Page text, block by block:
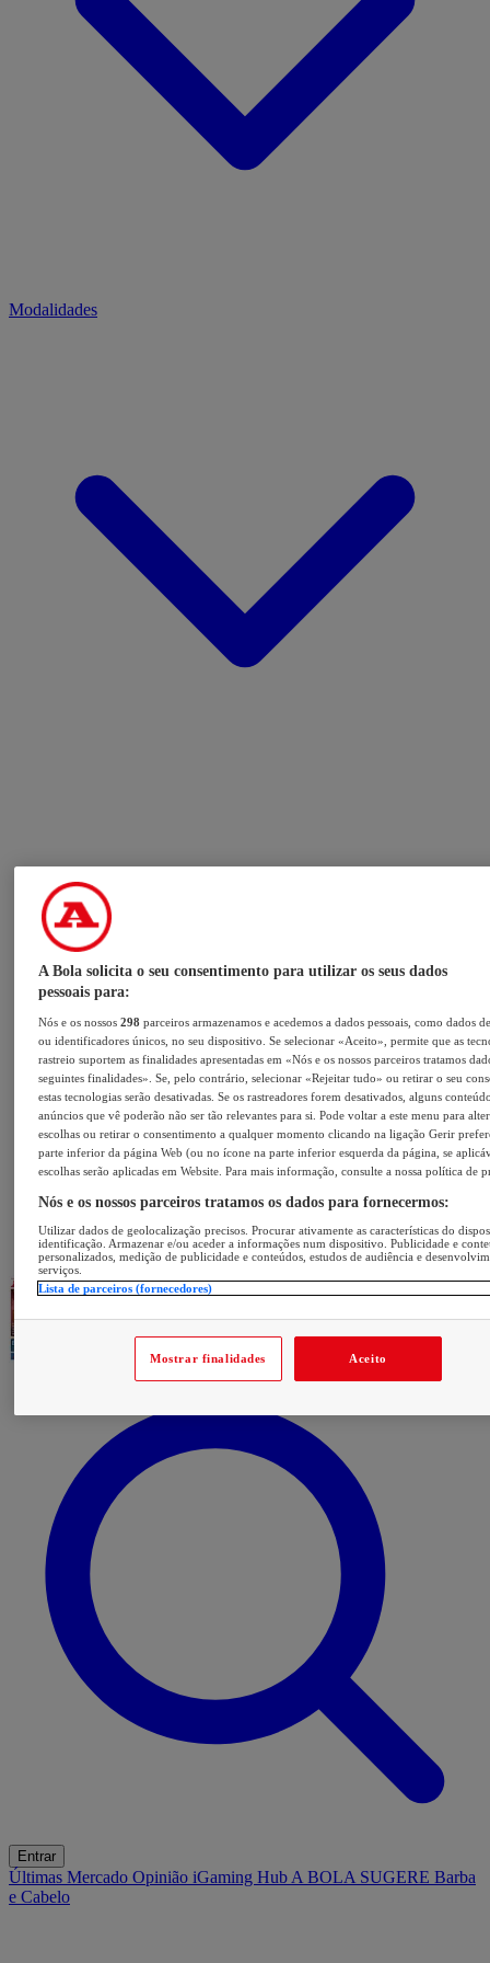
Modalidades
Entrar
Últimas Mercado Opinião iGaming Hub A BOLA SUGERE Barba
e Cabelo
A Bola solicita o seu consentimento para utilizar os seus dados
pessoais para:
Nós e os nossos298 parceiros armazenamos e acedemos a dados pessoais, como dados
ou identificadores únicos, no seu dispositivo. Se selecionar «Aceito», permite que as
rastreio suportem as finalidades apresentadas em «Nós e os nossos parceiros tratamos
seguintes finalidades». Se, pelo contrário, selecionar «Rejeitar tudo» ou retirar o seu
estas tecnologias serão desativadas. Se os rastreadores forem desativados, alguns
anúncios que vê poderão não ser tão relevantes para si. Pode voltar a este menu para
escolhas ou retirar o consentimento a qualquer momento clicando na ligação Gerir
parte inferior da página Web (ou no ícone na parte inferior esquerda da página, se
escolhas serão aplicadas em Website. Para mais informação, consulte a nossa política de
Nós e os nossos parceiros tratamos os dados para fornecermos:
Utilizar dados de geolocalização precisos. Procurar ativamente as características do
identificação. Armazenar e/ou aceder a informações num dispositivo. Publicidade e
personalizados, medição de publicidade e conteúdos, estudos de audiência e
serviços.
Lista de parceiros (fornecedores)
Mostrar finalidades Aceito